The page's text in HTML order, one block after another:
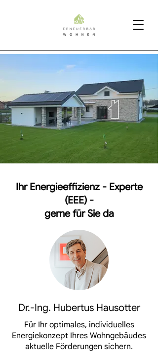
Ihr Energieeffizienz - Experte
(EEE) -
gerne für Sie da
Dr.-Ing. Hubertus Hausotter
Für Ihr optimales, individuelles
Energiekonzept Ihres Wohngebäudes
aktuelle Förderungen sichern.